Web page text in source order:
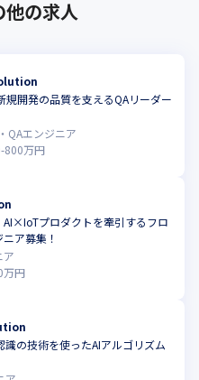
他の求人
規開発の品質を支えるQAリーダー
QAエンジニア
-800万円
AI×IoTプロダクトを牽引するフロ
ア募集！
ア
万円
識の技術を使ったAIアルゴリズム